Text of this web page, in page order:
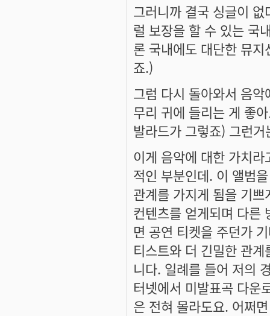
그러니까 결국 싱글이
럴 보장을 할 수 있는 국
론 국내에도 대단한 뮤
죠.)
그럼 다시 돌아와서 음
무리 귀에 들리는 게 좋
발라드가 그렇죠) 그런
이게 음악에 대한 가치
적인 부분인데. 이 앨범
관계를 가지게 됨을 기
컨텐츠를 얻게되며 다른
면 공연 티켓을 주던가
티스트와 더 긴밀한 관
니다. 일례를 들어 저의
터넷에서 미발표곡 다운
은 전혀 몰라도요. 어쩌